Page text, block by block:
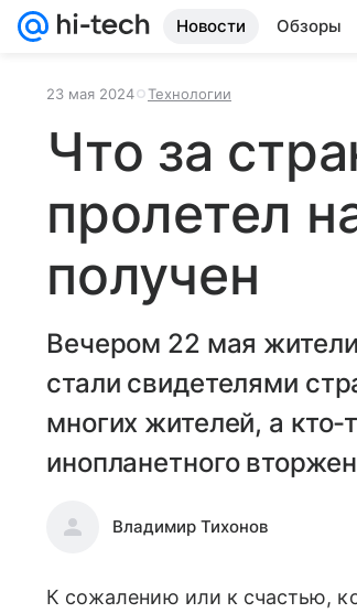
Новости Обзоры
23 мая 2024 Технологии
Что за
пролетел
получен
Вечером 22 мая
стали свидетелями
многих жителей, а кто-
инопланетного
Владимир Тихонов
К сожалению или к счастью,